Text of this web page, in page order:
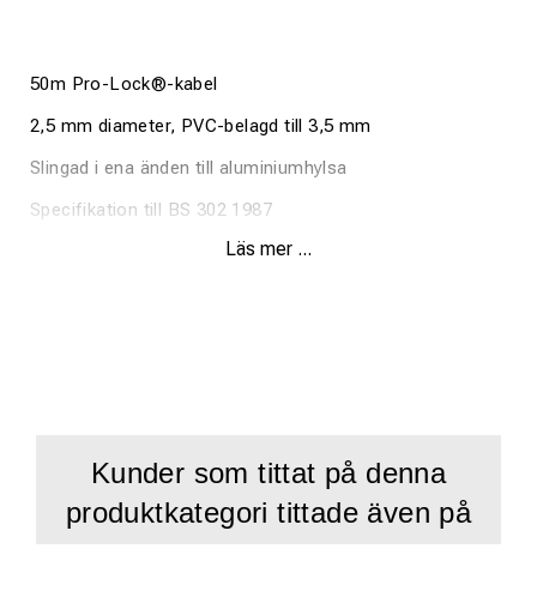
50m Pro-Lock®-kabel
2,5 mm diameter, PVC-belagd till 3,5 mm
Slingad i ena änden till aluminiumhylsa
Specifikation till BS 302 1987
Läs mer ...
Kunder som tittat på denna
produktkategori tittade även på